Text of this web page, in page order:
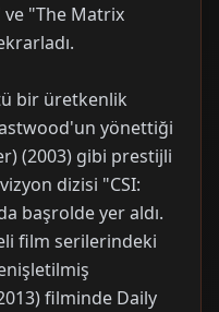
"The Matrix
bir üretkenlik
yönettiği
(2003) gibi prestijli
dizisi "CSI:
başrolde yer aldı.
film serilerindeki
filminde Daily